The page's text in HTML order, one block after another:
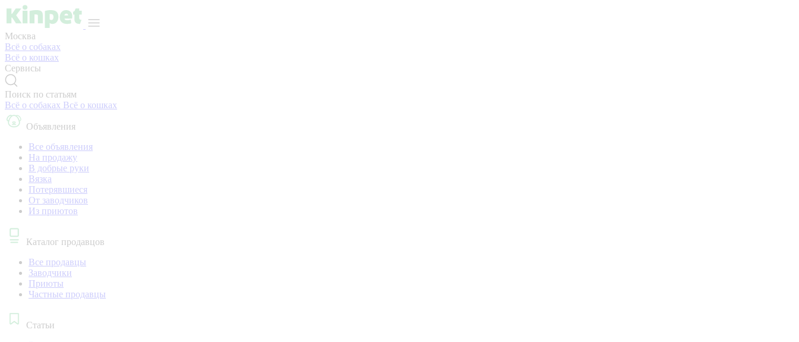
Москва
Всё о собаках
Всё о кошках
Сервисы
Поиск по статьям
Всё о собаках Всё о кошках
Объявления
Все объявления
На продажу
В добрые руки
Вязка
Потерявшиеся
От заводчиков
Из приютов
Каталог продавцов
Все продавцы
Заводчики
Приюты
Частные продавцы
Статьи